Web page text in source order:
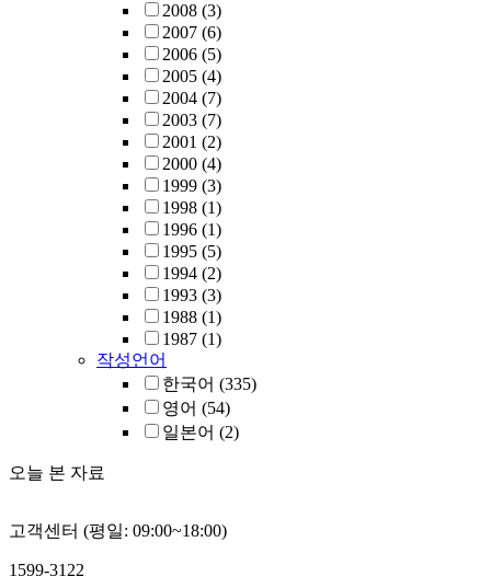
2008 (3)
2007 (6)
2006 (5)
2005 (4)
2004 (7)
2003 (7)
2001 (2)
2000 (4)
1999 (3)
1998 (1)
1996 (1)
1995 (5)
1994 (2)
1993 (3)
1988 (1)
1987 (1)
작성언어
한국어 (335)
영어 (54)
일본어 (2)
오늘 본 자료
고객센터 (평일: 09:00~18:00)
1599-3122